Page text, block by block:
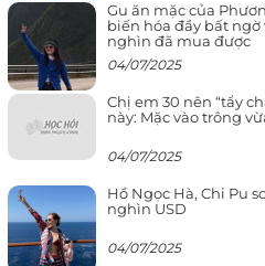
Gu ăn mặc của
biến hóa đầy bất
nghìn đã mua được
04/07/2025
Chị em 30 nên “tẩy
này: Mặc vào trông
04/07/2025
Hồ Ngọc Hà, Chi Pu
nghìn USD
04/07/2025